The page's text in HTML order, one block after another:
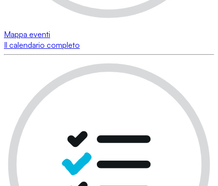
Mappa eventi
Il calendario completo